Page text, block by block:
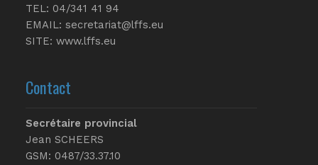
TEL: 04/341 41 94
EMAIL: secretariat@lffs.eu
SITE: www.lffs.eu
Contact
Secrétaire provincial
Jean SCHEERS
GSM: 0487/33.37.10